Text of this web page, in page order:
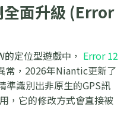
全面升級 (Error
定位型遊戲中， Error 12
常，2026年Niantic更新了
準識別出非原生的GPS訊
，它的修改方式會直接被